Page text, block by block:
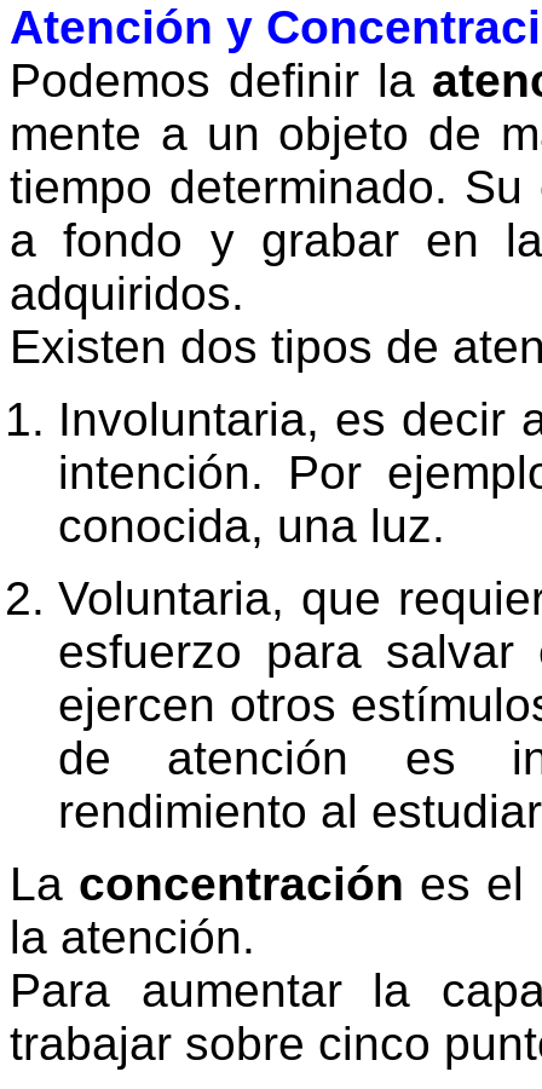
Atención y
Podemos definir la
mente a un objeto de
tiempo determinado.
a fondo y grabar en
adquiridos.
Existen dos tipos de
Involuntaria, es decir
intención. Por
conocida, una luz.
Voluntaria, que
esfuerzo para
ejercen otros
de atención es
rendimiento al
La concentración es el
la atención.
Para aumentar la
trabajar sobre cinco